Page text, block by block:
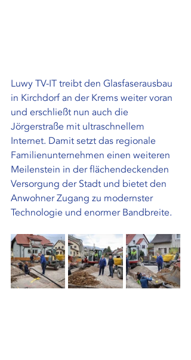
Luwy TV-IT treibt den Glasfaserausbau
in Kirchdorf an der Krems weiter voran
und erschließt nun auch die
Jörgerstraße mit ultraschnellem
Internet. Damit setzt das regionale
Familienunternehmen einen weiteren
Meilenstein in der flächendeckenden
Versorgung der Stadt und bietet den
Anwohner Zugang zu modernster
Technologie und enormer Bandbreite.